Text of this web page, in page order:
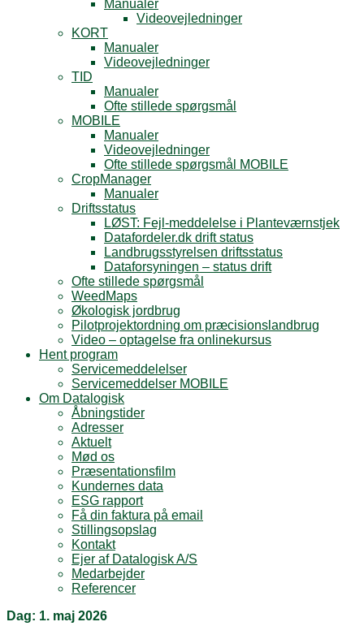
Manualer
Videovejledninger
KORT
Manualer
Videovejledninger
TID
Manualer
Ofte stillede spørgsmål
MOBILE
Manualer
Videovejledninger
Ofte stillede spørgsmål MOBILE
CropManager
Manualer
Driftsstatus
LØST: Fejl-meddelelse i Planteværnstjek
Datafordeler.dk drift status
Landbrugsstyrelsen driftsstatus
Dataforsyningen – status drift
Ofte stillede spørgsmål
WeedMaps
Økologisk jordbrug
Pilotprojektordning om præcisionslandbrug
Video – optagelse fra onlinekursus
Hent program
Servicemeddelelser
Servicemeddelser MOBILE
Om Datalogisk
Åbningstider
Adresser
Aktuelt
Mød os
Præsentationsfilm
Kundernes data
ESG rapport
Få din faktura på email
Stillingsopslag
Kontakt
Ejer af Datalogisk A/S
Medarbejder
Referencer
Dag: 1. maj 2026